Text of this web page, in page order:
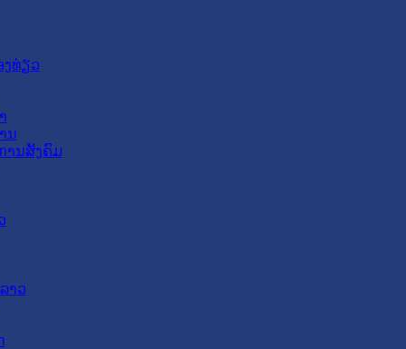
ງທ່ຽວ
ນ
ານສັງຄົມ
າວ